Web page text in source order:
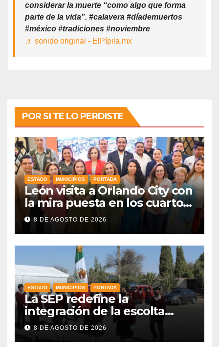
considerar la muerte “como algo que forma
parte de la vida”. #calavera #díademuertos
#méxico #tradiciones #noviembre
♬ sonido original - ElPípila.mx
POR SI TE LO PERDISTE
ESTADO MUNICIPIOS PORTADA
León visita a Orlando City con
la mira puesta en los cuartos
de final
8 DE AGOSTO DE 2026
ESTADO MUNICIPIOS PORTADA
La SEP redefine la
integración de la escolta
escolar prioritando la
inclusión
8 DE AGOSTO DE 2026